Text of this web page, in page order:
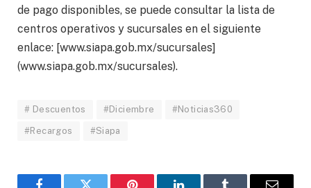
de pago disponibles, se puede consultar la lista de
centros operativos y sucursales en el siguiente
enlace: [www.siapa.gob.mx/sucursales]
(www.siapa.gob.mx/sucursales).
# Descuentos #Diciembre #Noticias360
#Recargos #Siapa